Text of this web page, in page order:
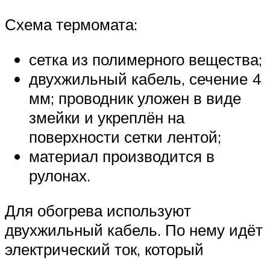
Схема термомата:
сетка из полимерного вещества;
двухжильный кабель, сечение 4
мм; проводник уложен в виде
змейки и укреплён на
поверхности сетки лентой;
материал производится в
рулонах.
Для обогрева используют
двухжильный кабель. По нему идёт
электрический ток, который